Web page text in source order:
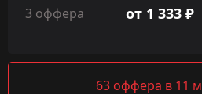
3 оффера от 1 333 ₽
63 оффера в 11